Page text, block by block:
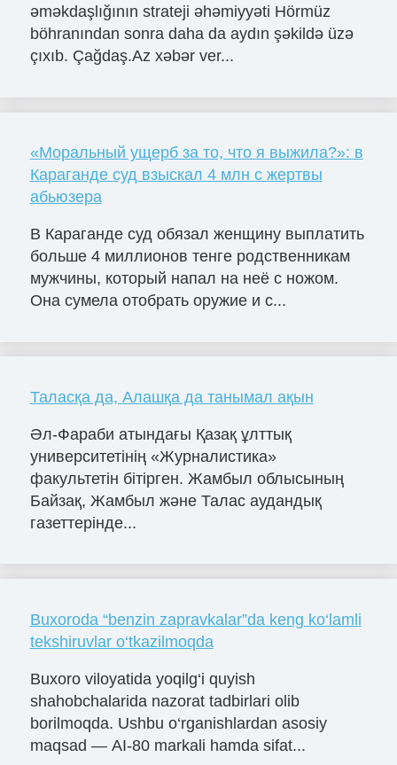
əməkdaşlığının strateji əhəmiyyəti Hörmüz
böhranından sonra daha da aydın şəkildə üzə
çıxıb. Çağdaş.Az xəbər ver...
«Моральный ущерб за то, что я выжила?»: в
Караганде суд взыскал 4 млн с жертвы
абьюзера
В Караганде суд обязал женщину выплатить
больше 4 миллионов тенге родственникам
мужчины, который напал на неё с ножом.
Она сумела отобрать оружие и с...
Таласқа да, Алашқа да танымал ақын
Әл-Фараби атындағы Қазақ ұлттық
университетінің «Журналистика»
факультетін бітірген. Жамбыл облысының
Байзақ, Жамбыл және Талас аудандық
газеттерінде...
Buxoroda “benzin zapravkalar”da keng ko‘lamli
tekshiruvlar o‘tkazilmoqda
Buxoro viloyatida yoqilg‘i quyish
shahobchalarida nazorat tadbirlari olib
borilmoqda. Ushbu o‘rganishlardan asosiy
maqsad — AI-80 markali hamda sifat...